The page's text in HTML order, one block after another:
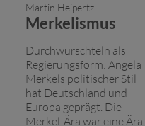
Martin Heipertz
Merkelismus
Durchwurschteln als
Regierungsform: Angela
Merkels politischer Stil
hat Deutschland und
Europa geprägt. Die
Merkel-Ära war eine Ära